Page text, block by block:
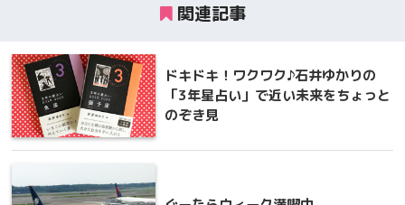
関連記事
ドキドキ！ワクワク♪石井ゆかりの
「3年星占い」で近い未来をちょっと
のぞき見